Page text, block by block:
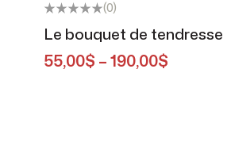
(0)
Le bouquet de tendresse
55,00$ –190,00$